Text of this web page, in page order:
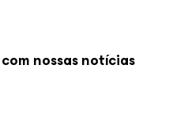
nossas notícias